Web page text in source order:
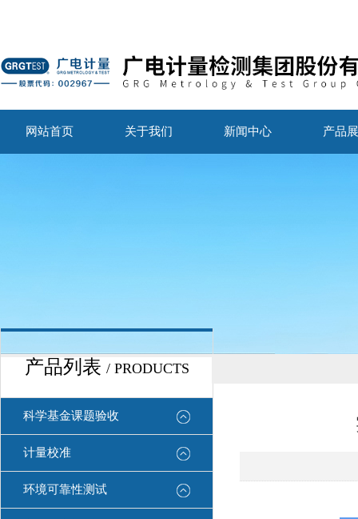
网站首页 关于我们 新闻中心 产品
产品列表 / PRODUCTS
科学基金课题验收
计量校准
环境可靠性测试